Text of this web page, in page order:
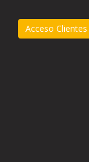
Acceso Clientes